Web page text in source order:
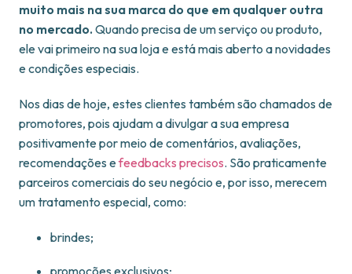
muito mais na sua marca do que em qualquer outra
no mercado. Quando precisa de um serviço ou produto,
ele vai primeiro na sua loja e está mais aberto a novidades
e condições especiais.
Nos dias de hoje, estes clientes também são chamados de
promotores, pois ajudam a divulgar a sua empresa
positivamente por meio de comentários, avaliações,
recomendações efeedbacks precisos. São praticamente
parceiros comerciais do seu negócio e, por isso, merecem
um tratamento especial, como:
brindes;